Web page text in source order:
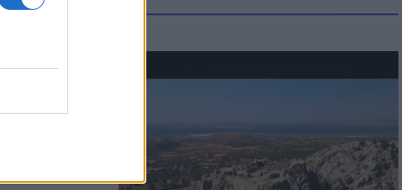
ειδών